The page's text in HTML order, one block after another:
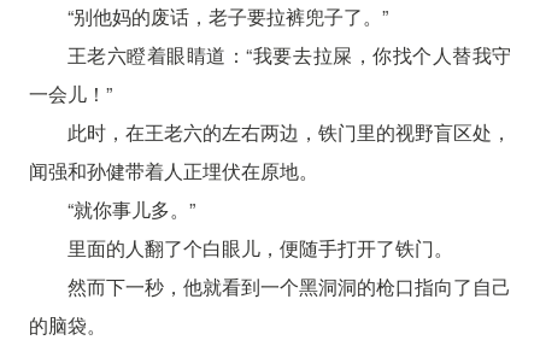
“别他妈的废话，老子要拉裤兜子了。”
王老六瞪着眼睛道：“我要去拉屎，你找个人替我守
一会儿！”
此时，在王老六的左右两边，铁门里的视野盲区处，
闻强和孙健带着人正埋伏在原地。
“就你事儿多。”
里面的人翻了个白眼儿，便随手打开了铁门。
然而下一秒，他就看到一个黑洞洞的枪口指向了自己
的脑袋。